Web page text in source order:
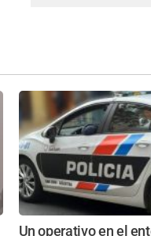
Un operativo en el